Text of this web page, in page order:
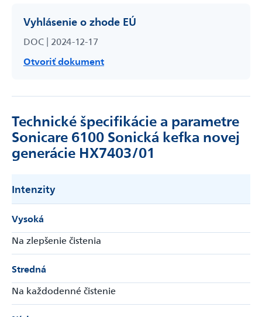
Vyhlásenie o zhode EÚ
DOC | 2024-12-17
Otvoriť dokument
Technické špecifikácie a parametre
Sonicare 6100 Sonická kefka novej
generácie HX7403/01
Intenzity
Vysoká
Na zlepšenie čistenia
Stredná
Na každodenné čistenie